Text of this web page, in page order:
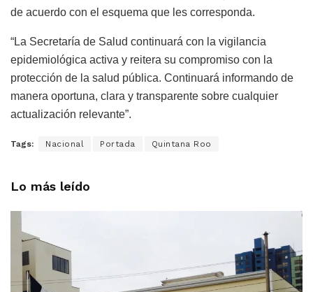
de acuerdo con el esquema que les corresponda.
“La Secretaría de Salud continuará con la vigilancia
epidemiológica activa y reitera su compromiso con la
protección de la salud pública. Continuará informando de
manera oportuna, clara y transparente sobre cualquier
actualización relevante”.
Tags: Nacional Portada Quintana Roo
Lo más leído